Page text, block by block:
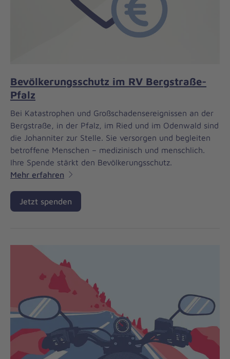
Bevölkerungsschutz im RV Bergstraße-
Pfalz
Bei Katastrophen und Großschadensereignissen an der
Bergstraße, in der Pfalz, im Ried und im Odenwald sind
die Johanniter zur Stelle. Sie versorgen und begleiten
betroffene Menschen – medizinisch und menschlich.
Ihre Spende stärkt den Bevölkerungsschutz.
Mehr erfahren
Jetzt spenden